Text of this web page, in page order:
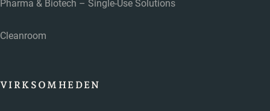
Pharma & Biotech – Single-Use Solutions
Cleanroom
VIRKSOMHEDEN